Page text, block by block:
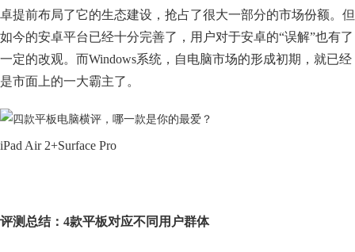
卓提前布局了它的生态建设，抢占了很大一部分的市场份额。但
如今的安卓平台已经十分完善了，用户对于安卓的“误解”也有了
一定的改观。而Windows系统，自电脑市场的形成初期，就已经
是市面上的一大霸主了。
iPad Air 2+Surface Pro
评测总结：4款平板对应不同用户群体